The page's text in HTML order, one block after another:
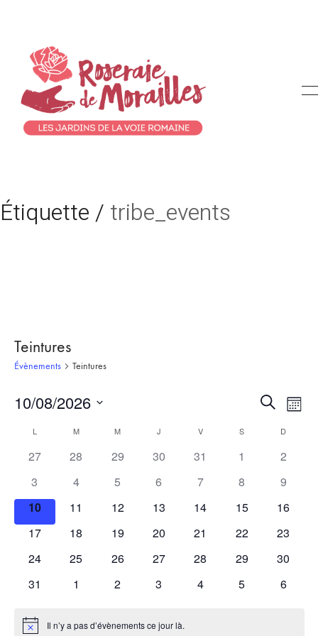
Étiquette / tribe_events
Teintures
Évènements Teintures
vues
Recherche
Mois
10/08/2026
date.
Calendrier
de
Évènements
L MMARDI M MERCREDI
J VVENDREDIS D
27 28 29 30 31 1
2
3
4 5 6 7 8
9
10
11 12 13 14 15
16
17
18 19 20 21 22
23
24
25 26 27 28 29
30
31
1 2 3 4 5 6
Notice Il n’y a pas d’évènements ce jour là.